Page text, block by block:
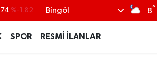
%0.02 Bingöl 8°
SPOR RESMİ İLANLAR